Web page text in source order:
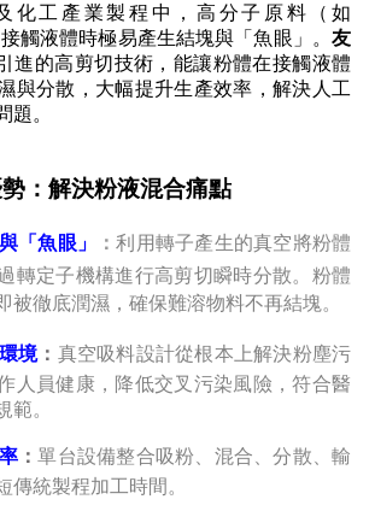
化工產業製程中，高分子原料（如
觸液體時極易產生結塊與「魚眼」。 友
進的高剪切技術，能讓粉體在接觸液體
與分散，大幅提升生產效率，解決人工
題。
：解決粉液混合痛點
「魚眼」 ：利用轉子產生的真空將粉體
轉定子機構進行高剪切瞬時分散。粉體
被徹底潤濕，確保難溶物料不再結塊。
境： 真空吸料設計從根本上解決粉塵污
人員健康，降低交叉污染風險，符合醫
範。
：單台設備整合吸粉、混合、分散、輸
傳統製程加工時間。